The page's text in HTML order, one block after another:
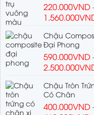
220.000VND
1.560.000
Chậu
Đại Phong
590.000VND
2.500.000
Chậu Tròn
Có Chân
400.000VND